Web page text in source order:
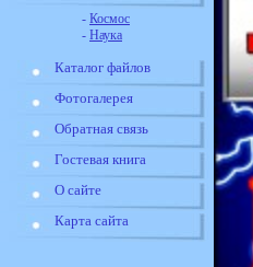
- Космос
- Наука
Каталог файлов
Фотогалерея
Обратная связь
Гостевая книга
О сайте
Карта сайта